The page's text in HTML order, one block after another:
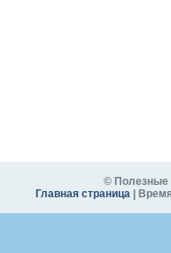
© Полезные
Главная страница|